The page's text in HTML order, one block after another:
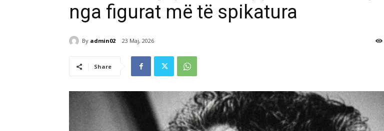
nga figurat më të spikatura
By admin02 23 Maj, 2026
Share